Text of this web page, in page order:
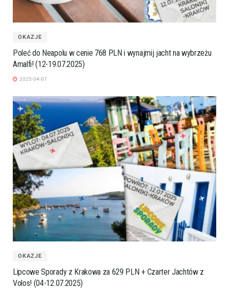
OKAZJE
Poleć do Neapolu w cenie 768 PLN i wynajmij jacht na wybrzeżu
Amalfi! (12-19.07.2025)
2025-04-07
OKAZJE
Lipcowe Sporady z Krakowa za 629 PLN + Czarter Jachtów z
Volos! (04-12.07.2025)